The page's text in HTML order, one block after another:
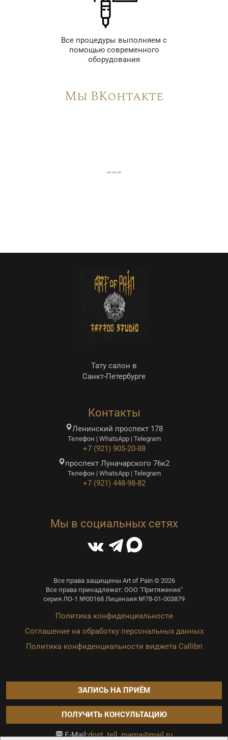
Все процедуры выполняем с
помощью современного
оборудования
Мы ВКонтакте
Тату салон в
Санкт-Петербурге
Контакты
Ленинский проспект 178
Телефон | WhatsApp | Telegram
+7 (921) 905-20-88
проспект Луначарского 76к2
Телефон | WhatsApp | Telegram
+7 (921) 448-98-82
Мы в социальных сетях
Все права защищены Art of Pain © 2026
Все права принадлежат: ООО "Притяжение"
серия ЛО-1 №00168 Лицензия №78-01-003879
Политика конфиденциальности
Соглашение на обработку персональных данных
Политика конфиденциальности виджета Callibri
ЗАПИСЬ НА ПРИЁМ
ПОЛУЧИТЬ КОНСУЛЬТАЦИЮ
E-Mail:dont_tell_mama@mail.ru